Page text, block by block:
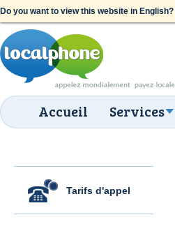
Do you want to view this website in English?
Accueil Services
Tarifs d'appel